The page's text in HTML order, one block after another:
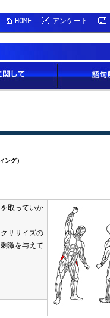
HOME アンケート
ング）
取っていか
ササイズの
激を与えて